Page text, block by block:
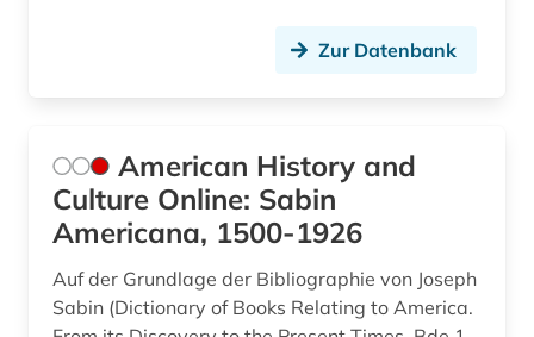
Zur Datenbank
American History and
Culture Online: Sabin
Americana, 1500-1926
Auf der Grundlage der Bibliographie von Joseph
Sabin (Dictionary of Books Relating to America.